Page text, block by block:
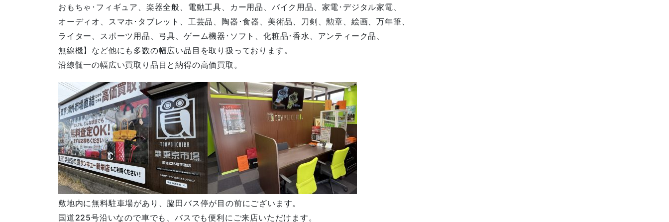
おもちゃ･フィギュア、楽器全般、電動工具、カー用品、バイク用品、家電･デジタル家電、
オーディオ、スマホ･タブレット、工芸品、陶器･食器、美術品、刀剣、勲章、絵画、万年筆、
ライター、スポーツ用品、弓具、ゲーム機器･ソフト、化粧品･香水、アンティーク品、
無線機】など他にも多数の幅広い品目を取り扱っております。
沿線髄一の幅広い買取り品目と納得の高価買取。
敷地内に無料駐車場があり、脇田バス停が目の前にございます。
国道225号沿いなので車でも、バスでも便利にご来店いただけます。